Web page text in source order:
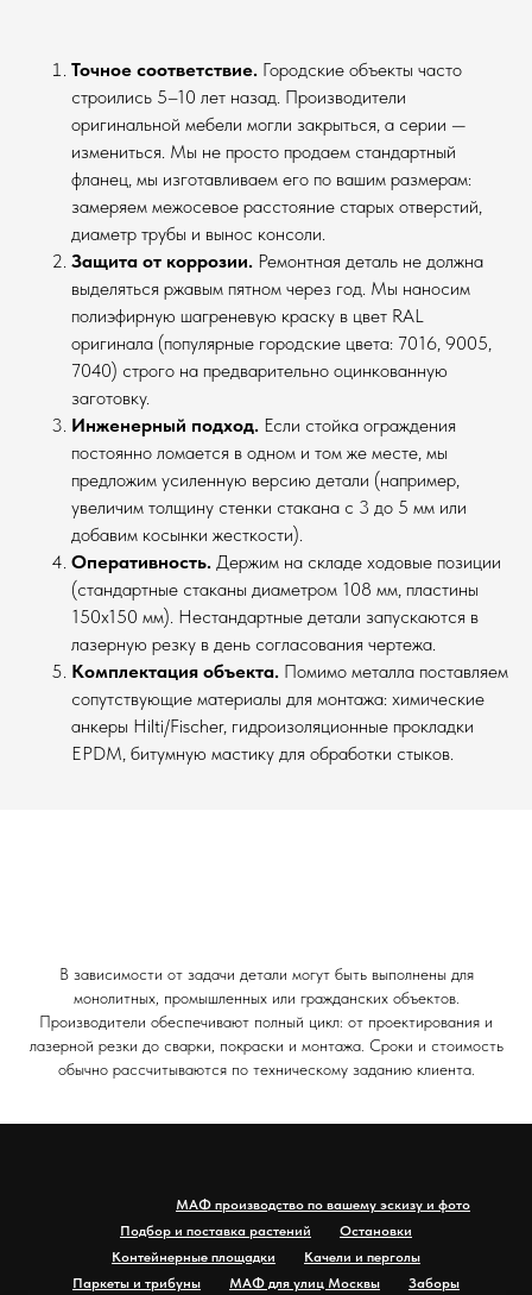
Точное соответствие. Городские объекты часто
строились 5–10 лет назад. Производители
оригинальной мебели могли закрыться, а серии —
измениться. Мы не просто продаем стандартный
фланец, мы изготавливаем его по вашим размерам:
замеряем межосевое расстояние старых отверстий,
диаметр трубы и вынос консоли.
Защита от коррозии. Ремонтная деталь не должна
выделяться ржавым пятном через год. Мы наносим
полиэфирную шагреневую краску в цвет RAL
оригинала (популярные городские цвета: 7016, 9005,
7040) строго на предварительно оцинкованную
заготовку.
Инженерный подход. Если стойка ограждения
постоянно ломается в одном и том же месте, мы
предложим усиленную версию детали (например,
увеличим толщину стенки стакана с 3 до 5 мм или
добавим косынки жесткости).
Оперативность. Держим на складе ходовые позиции
(стандартные стаканы диаметром 108 мм, пластины
150х150 мм). Нестандартные детали запускаются в
лазерную резку в день согласования чертежа.
Комплектация объекта. Помимо металла поставляем
сопутствующие материалы для монтажа: химические
анкеры Hilti/Fischer, гидроизоляционные прокладки
EPDM, битумную мастику для обработки стыков.
В зависимости от задачи детали могут быть выполнены для
монолитных, промышленных или гражданских объектов.
Производители обеспечивают полный цикл: от проектирования и
лазерной резки до сварки, покраски и монтажа. Сроки и стоимость
обычно рассчитываются по техническому заданию клиента.
МАФ производство по вашему эскизу и фото
Подбор и поставка растений
Остановки
Контейнерные площадки
Качели и перголы
Паркеты и трибуны
МАФ для улиц Москвы Заборы